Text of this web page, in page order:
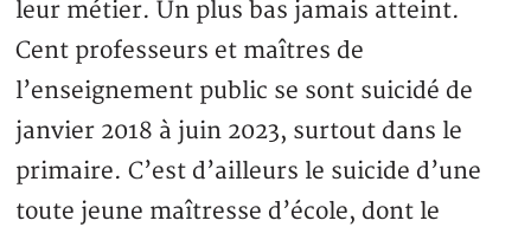
leur métier. Un plus bas jamais atteint.
Cent professeurs et maîtres de
l’enseignement public se sont suicidé de
janvier 2018 à juin 2023, surtout dans le
primaire. C’est d’ailleurs le suicide d’une
toute jeune maîtresse d’école, dont le